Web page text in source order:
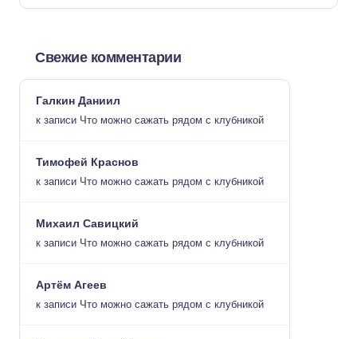
Свежие комментарии
Галкин Даниил
к записи Что можно сажать рядом с клубникой
Тимофей Краснов
к записи Что можно сажать рядом с клубникой
Михаил Савицкий
к записи Что можно сажать рядом с клубникой
Артём Агеев
к записи Что можно сажать рядом с клубникой